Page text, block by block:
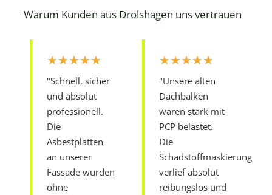
Warum Kunden aus Drolshagen uns vertrauen
★★★★★
"Schnell, sicher
und absolut
professionell.
Die
Asbestplatten
an unserer
Fassade wurden
ohne
★★★★★
"Unsere alten
Dachbalken
waren stark mit
PCP belastet.
Die
Schadstoffmaskierung
verlief absolut
reibungslos und